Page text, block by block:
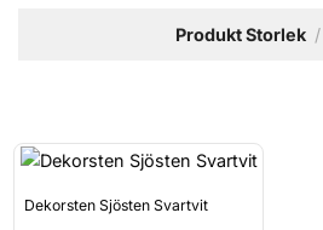
Produkt Storlek /
Dekorsten Sjösten Svartvit